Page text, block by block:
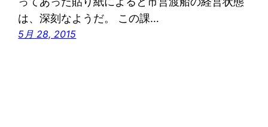
は、深刻なようだ。 この課…
5月 28, 2015